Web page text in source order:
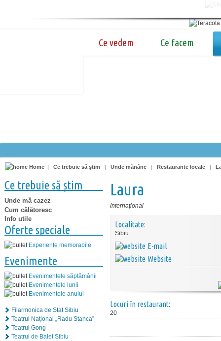
Ce vedem Ce facem
Home | Ce trebuie să știm | Unde mănânc | Restaurante locale |
Ce trebuie să știm
Unde mă cazez
Cum călătoresc
Info utile
Oferte speciale
Experiențe memorabile
Evenimente
Evenimentele săptămânii
Evenimentele lunii
Evenimentele anului
Filarmonica de Stat Sibiu
Teatrul Naţional „Radu Stanca”
Teatrul Gong
Teatrul de Balet Sibiu
Laura
Internaţional
Localitate:
Sibiu
E-mail
Website
Locuri în restaurant:
20